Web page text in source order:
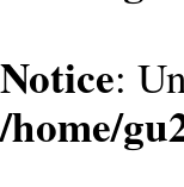
Notice:
/home/